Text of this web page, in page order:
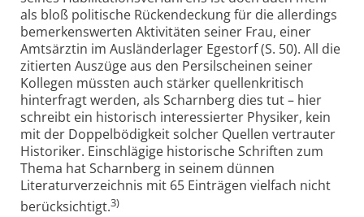
als bloß politische Rücken­deckung für die allerdings
bemerkenswerten Aktivitäten seiner Frau, einer
Amtsärztin im Ausländerlager Eges­torf (S. 50). All die
zitierten Auszüge aus den Persilscheinen seiner
Kollegen müssten auch stärker quellenkritisch
hinterfragt werden, als Scharnberg dies tut – hier
schreibt ein historisch interessierter Physiker, kein
mit der Doppelbödigkeit solcher Quellen vertrauter
Historiker. Einschlägige his­torische Schriften zum
Thema hat Scharnberg in seinem dünnen
Literaturverzeichnis mit 65 Einträgen vielfach nicht
berücksichtigt.3)